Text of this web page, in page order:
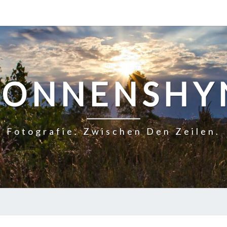
Fotografie. Zwischen Den Zeilen.